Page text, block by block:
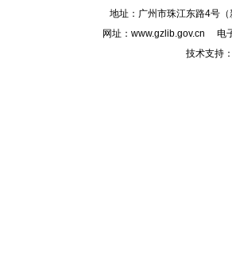
地址：广州市珠江东路4
网址：www.gzlib.gov.cn 电
技术支持